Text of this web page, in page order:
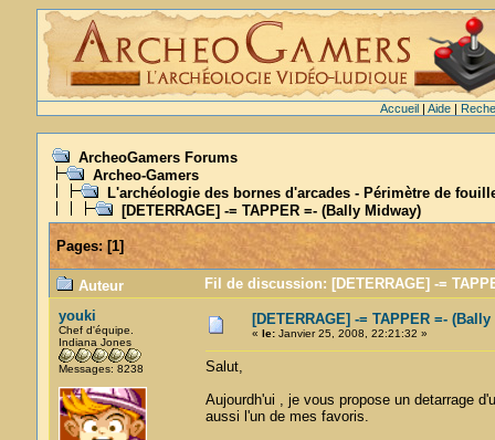
Accueil| Aide|
ArcheoGamers Forums
Archeo-Gamers
L'archéologie des bornes d'arcades - Périmètre de
[DETERRAGE] -= TAPPER =- (Bally Midway)
Pages:[1]
Auteur
Fil de discussion: [DETERRAGE] -=
youki
Chef d'équipe.
Indiana Jones
Messages: 8238
[DETERRAGE] -= TAPPER =-
« le:Janvier 25, 2008, 22:21:32 »
Salut,
Aujourdh'ui , je vous propose un detarrage
aussi l'un de mes favoris.